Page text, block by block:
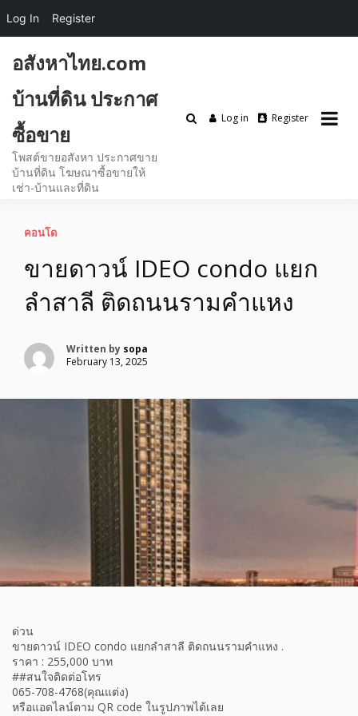
content
อสังหาไทย.com
บ้านที่ดิน ประกาศ
ซื้อขาย
โพสต์ขายอสังหา ประกาศขาย
บ้านที่ดิน โฆษณาซื้อขายให้
เช่า-บ้านและที่ดิน
Log in Register
คอนโด
ขายดาวน์ IDEO condo แยก
ลำสาลี ติดถนนรามคำแหง
Written by sopa
February 13, 2025
ด่วน
ขายดาวน์ IDEO condo แยกลำสาลี ติดถนนรามคำแหง .
ราคา : 255,000 บาท
##สนใจติดต่อโทร
065-708-4768(คุณแต่ง)
หรือแอดไลน์ตาม QR code ในรูปภาพได้เลย
Log In Register